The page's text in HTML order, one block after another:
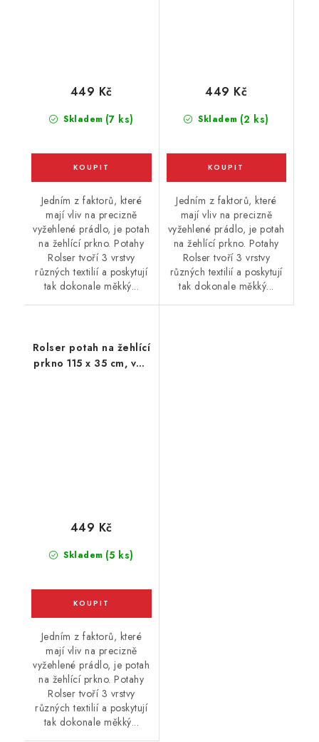
Skladem (7 ks)
449 Kč
Jedním z faktorů, které
mají vliv na precizně
vyžehlené prádlo, je potah
na žehlící prkno. Potahy
Rolser tvoří 3 vrstvy
různých textilií a poskytují
tak dokonale měkký...
Skladem (2 ks)
449 Kč
Jedním z faktorů, které
mají vliv na precizně
vyžehlené prádlo, je potah
na žehlící prkno. Potahy
Rolser tvoří 3 vrstvy
různých textilií a poskytují
tak dokonale měkký...
Rolser potah na žehlící
prkno 115 x 35 cm, vel.
Skladem (5 ks)
449 Kč
Jedním z faktorů, které
mají vliv na precizně
vyžehlené prádlo, je potah
na žehlící prkno. Potahy
Rolser tvoří 3 vrstvy
různých textilií a poskytují
tak dokonale měkký...